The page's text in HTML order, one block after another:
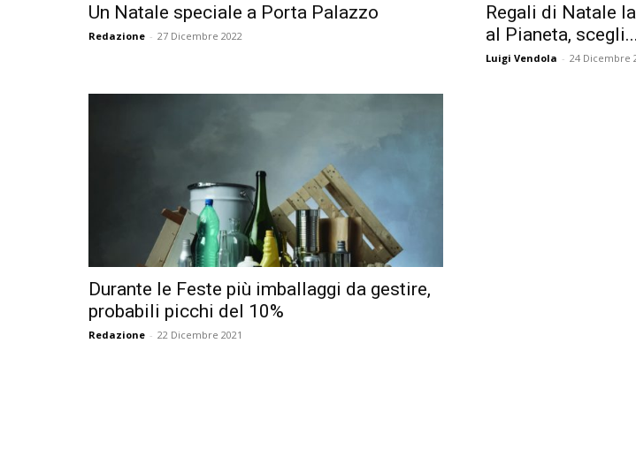
Un Natale speciale a Porta Palazzo
Redazione - 27 Dicembre 2022
Regali di Natale
al Pianeta, scegli...
Luigi Vendola - 24 Dicembre
Durante le Feste più imballaggi da gestire,
probabili picchi del 10%
Redazione - 22 Dicembre 2021